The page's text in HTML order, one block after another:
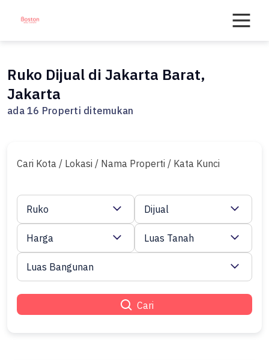
Ruko Dijual di Jakarta Barat,
Jakarta
ada 16 Properti ditemukan
Cari Kota / Lokasi / Nama Properti / Kata Kunci
Cari
Ruko Dijual
Harga Luas Tanah
Luas Bangunan